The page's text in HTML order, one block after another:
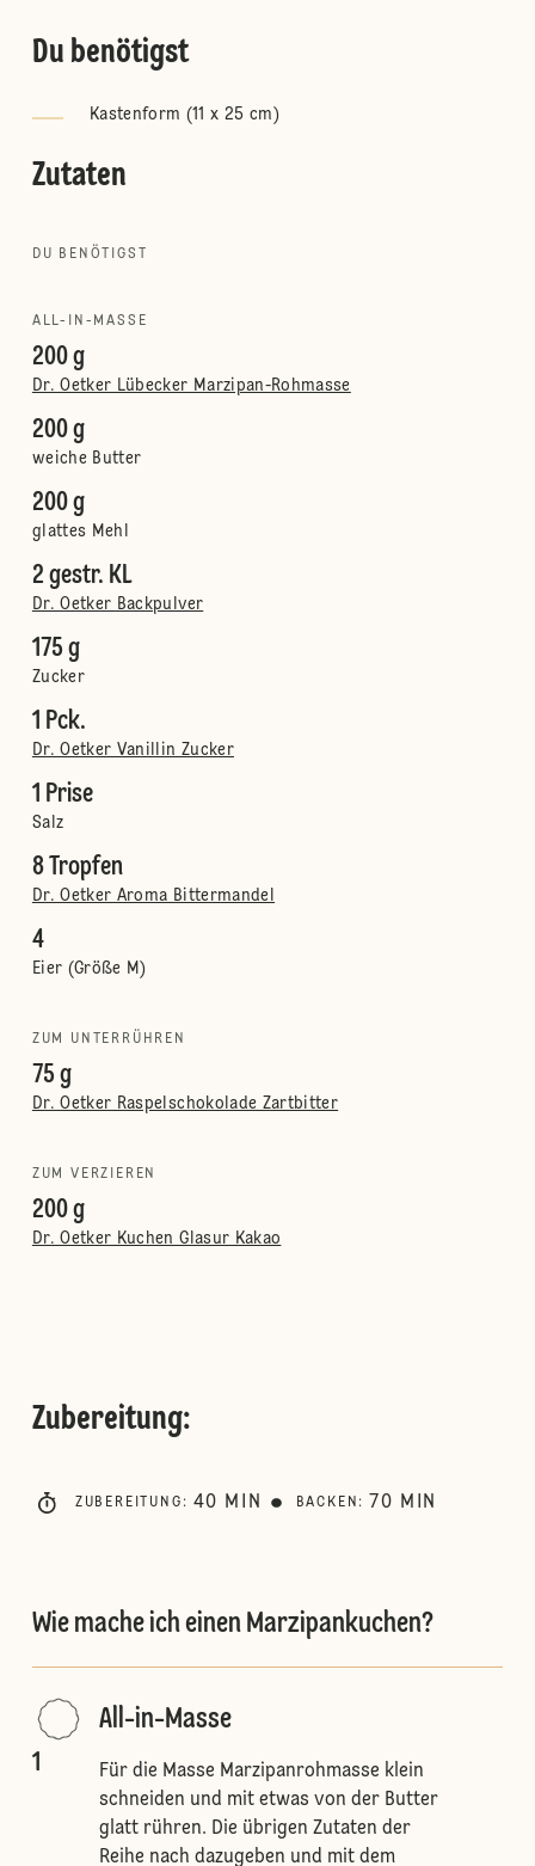
Du benötigst
Kastenform (11 x 25 cm)
Zutaten
DU BENÖTIGST
ALL-IN-MASSE
200 g
Dr. Oetker Lübecker Marzipan-Rohmasse
200 g
weiche Butter
200 g
glattes Mehl
2 gestr. KL
Dr. Oetker Backpulver
175 g
Zucker
1 Pck.
Dr. Oetker Vanillin Zucker
1 Prise
Salz
8 Tropfen
Dr. Oetker Aroma Bittermandel
4
Eier (Größe M)
ZUM UNTERRÜHREN
75 g
Dr. Oetker Raspelschokolade Zartbitter
ZUM VERZIEREN
200 g
Dr. Oetker Kuchen Glasur Kakao
Zubereitung:
ZUBEREITUNG : 40 MIN BACKEN : 70 MIN
Wie mache ich einen Marzipankuchen?
1
All-in-Masse
Für die Masse Marzipanrohmasse klein
schneiden und mit etwas von der Butter
glatt rühren. Die übrigen Zutaten der
Reihe nach dazugeben und mit dem